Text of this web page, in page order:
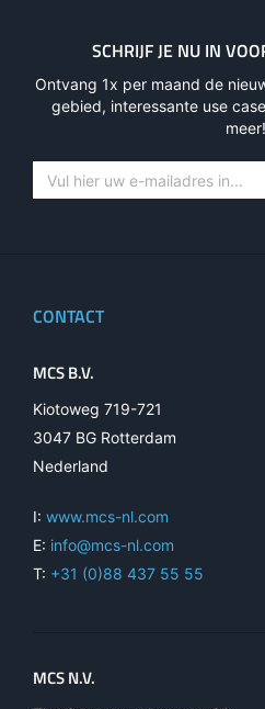
SCHRIJF JE NU IN
Ontvang 1x per maand de
gebied, interessante use
meer!
CONTACT
MCS B.V.
Kiotoweg 719-721
3047 BG Rotterdam
Nederland
I: www.mcs-nl.com
E: info@mcs-nl.com
T: +31 (0)88 437 55 55
MCS N.V.